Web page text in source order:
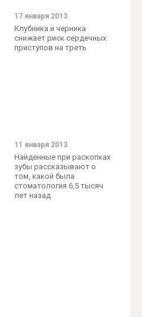
17 января 2013
Клубника и черника
снижает риск сердечных
приступов на треть
11 января 2013
Найденные при раскопках
зубы рассказывают о
том, какой была
стоматология 6,5 тысяч
лет назад